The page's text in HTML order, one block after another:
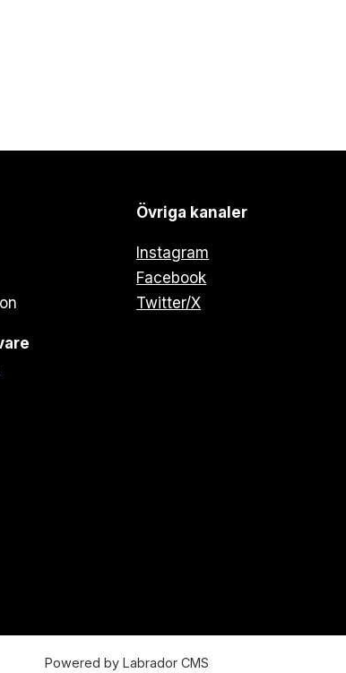
Övriga kanaler
Instagram
Facebook
Twitter/X
Powered by Labrador CMS